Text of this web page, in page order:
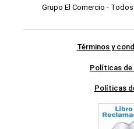
Grupo El Comercio -
Términos y
Políticas de
Políticas